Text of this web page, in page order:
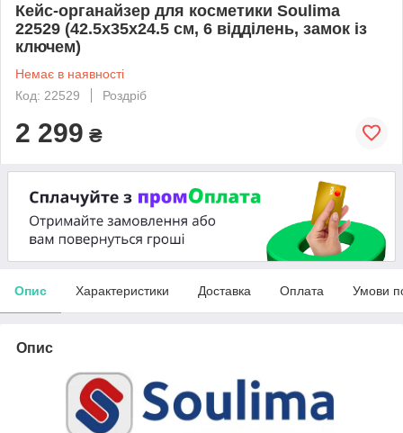
Кейс-органайзер для косметики Soulima
22529 (42.5x35x24.5 см, 6 відділень, замок із
ключем)
Немає в наявності
Код: 22529
Роздріб
2 299 ₴
Опис Характеристики Доставка Оплата Умови
Опис